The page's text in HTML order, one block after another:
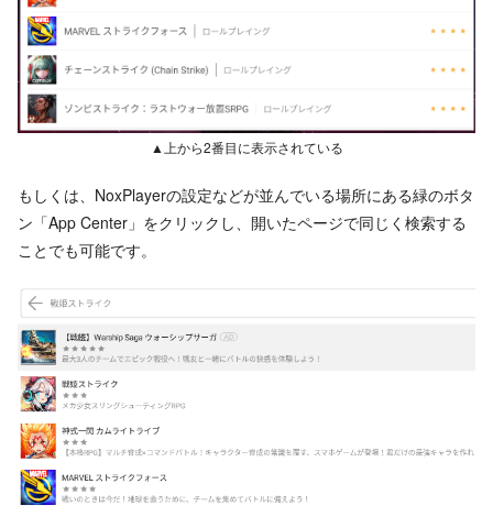
▲上から2番目に表示されている
もしくは、NoxPlayerの設定などが並んでいる場所にある緑のボタ
ン「App Center」をクリックし、開いたページで同じく検索する
ことでも可能です。